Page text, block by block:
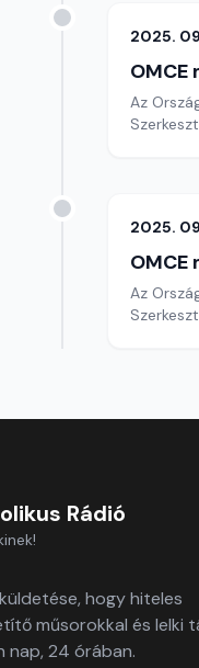
2025.
OMCE
Az
2025.
OMCE
Az
Rádió
hogy hiteles
műsorokkal és lelki
nap, 24 órában.